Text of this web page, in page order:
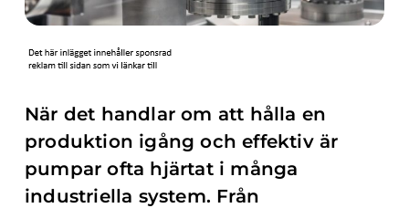
När det handlar om att hålla en
produktion igång och effektiv är
pumpar ofta hjärtat i många
industriella system. Från